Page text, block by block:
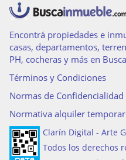
Aire acondicionado central
Espacio para vehículoHogar a
Acceso para personas con
Encontrá propiedades e
casas, departamentos,
PH, cocheras y más en
Términos y Condiciones
Normas de
Normativa alquiler
Clarín Digital - Arte
Todos los derechos